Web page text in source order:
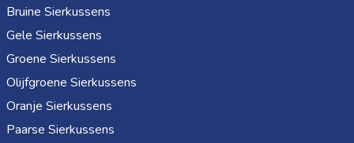
Bruine Sierkussens
Gele Sierkussens
Groene Sierkussens
Olijfgroene Sierkussens
Oranje Sierkussens
Paarse Sierkussens